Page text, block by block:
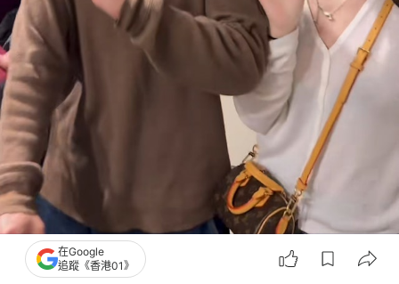
陳冠希不介意私人時間被打擾。(小紅書)
在Google
追蹤《香港01》